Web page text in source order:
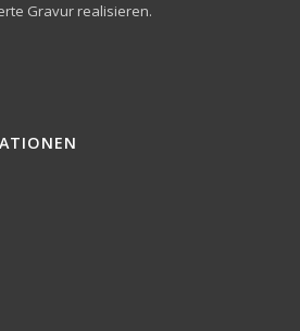
Gravur realisieren.